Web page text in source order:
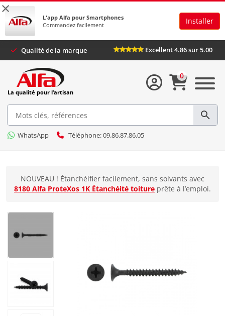
×
L'app Alfa pour Smartphones
Commandez facilement
Installer
Qualité de la marque Excellent 4.86 sur 5.00
La qualité pour l’artisan
WhatsApp Téléphone: 09.86.87.86.05
0
NOUVEAU ! Étanchéifier facilement, sans solvants avec
8180 Alfa ProteXos 1K Étanchéité toiture prête à l’emploi.